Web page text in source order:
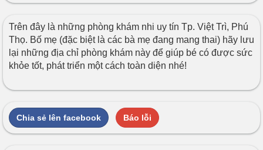
Trên đây là những phòng khám nhi uy tín Tp. Việt Trì, Phú
Thọ. Bố mẹ (đặc biệt là các bà mẹ đang mang thai) hãy lưu
lại những địa chỉ phòng khám này để giúp bé có được sức
khỏe tốt, phát triển một cách toàn diện nhé!
Chia sẻ lên facebook Báo lỗi